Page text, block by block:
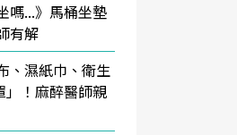
嗎...》馬桶坐墊
有解
、濕紙巾、衛生
」！麻醉醫師親